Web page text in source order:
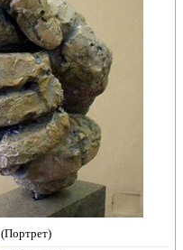
(Портрет)